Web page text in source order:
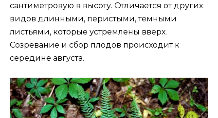
сантиметровую в высоту. Отличается от других
видов длинными, перистыми, темными
листьями, которые устремлены вверх.
Созревание и сбор плодов происходит к
середине августа.